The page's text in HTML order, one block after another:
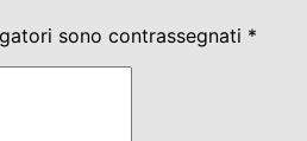
sono contrassegnati *